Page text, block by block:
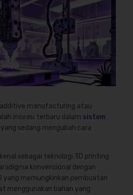
additive manufacturing atau
inovasi terbaru dalam sistem
yang sedang mengubah cara
sebagai teknologi 3D printing
konvensional dengan
yang memungkinkan pembuatan
menggunakan bahan yang